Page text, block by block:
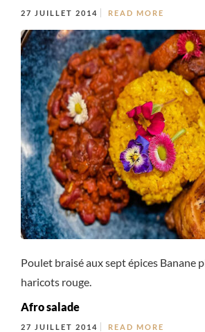
27 JUILLET 2014 READ MORE
Poulet braisé aux sept épices Banane
haricots rouge.
Afro salade
27 JUILLET 2014 READ MORE